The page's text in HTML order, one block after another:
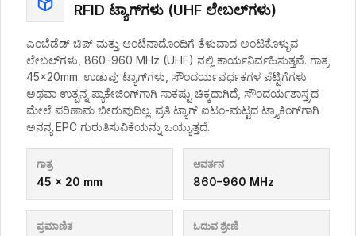
RFID ಟ್ಯಾಗ್‌ಗಳು (UHF ಲೇಬಲ್‌ಗಳು)
ಎಂಬೆಡೆಡ್ ಚಿಪ್ ಮತ್ತು ಆಂಟೆನಾದೊಂದಿಗೆ ತೆಳುವಾದ ಅಂಟಿಕೊಳ್ಳುವ
ಲೇಬಲ್‌ಗಳು, 860–960 MHz (UHF) ನಲ್ಲಿ ಕಾರ್ಯನಿರ್ವಹಿಸುತ್ತವೆ. ಗಾತ್ರ
45×20mm. ಉಡುಪು ಟ್ಯಾಗ್‌ಗಳು, ಸೌಂದರ್ಯವರ್ಧಕಗಳ ಪೆಟ್ಟಿಗೆಗಳು
ಅಥವಾ ಉತ್ಪನ್ನ ಪ್ಯಾಕೇಜಿಂಗ್‌ಗಾಗಿ ಸಾಕಷ್ಟು ಚಿಕ್ಕದಾಗಿದೆ, ಸೌಂದರ್ಯಶಾಸ್ತ್ರದ
ಮೇಲೆ ಪರಿಣಾಮ ಬೀರುವುದಿಲ್ಲ. ಪ್ರತಿ ಟ್ಯಾಗ್ ಐಟಂ-ಮಟ್ಟದ ಟ್ರ್ಯಾಕಿಂಗ್‌ಗಾಗಿ
ಅನನ್ಯ EPC ಗುರುತಿಸುವಿಕೆಯನ್ನು ಒಯ್ಯುತ್ತದೆ.
ಗಾತ್ರ
45 × 20 mm
ಆವರ್ತನ
860–960 MHz
ಪ್ರಮಾಣಿತ ಓದುವ ಶ್ರೇಣಿ